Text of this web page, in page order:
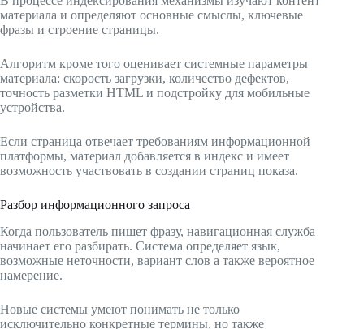
материала и определяют основные смыслы, ключевые
фразы и строение страницы.
Алгоритм кроме того оценивает системные параметры
материала: скорость загрузки, количество дефектов,
точность разметки HTML и подстройку для мобильные
устройства.
Если страница отвечает требованиям информационной
платформы, материал добавляется в индекс и имеет
возможность участвовать в создании страниц показа.
Разбор информационного запроса
Когда пользователь пишет фразу, навигационная служба
начинает его разбирать. Система определяет язык,
возможные неточности, вариант слов а также вероятное
намерение.
Новые системы умеют понимать не только
исключительно конкретные термины, но также